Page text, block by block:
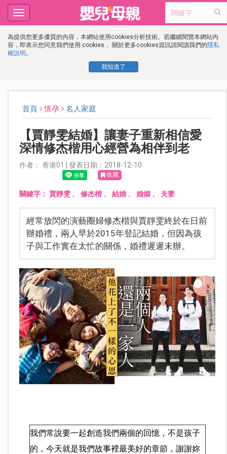
為提供您更多優質的內容，本網站使用cookies分析技術。若繼續閱覽本網站內
容，即表示您同意我們使用 cookies， 關於更多cookies資訊請閱讀我們的隱私
權說明 。
我知道了
Toggle
navigation
首頁 懷孕 名人家庭
【賈靜雯結婚】讓妻子重新相信愛
深情修杰楷用心經營為相伴到老
作者： 香港01 | 發表日期：2018-12-10
收藏
關鍵字： 賈靜雯、 修杰楷、 結婚、 婚姻 、 夫妻
經常放閃的演藝圈婦修杰楷與賈靜雯終於在日前
辦婚禮，兩人早於2015年登記結婚，但因為孩
子與工作實在太忙的關係，婚禮遲遲未辦。
我們常說要一起創造我們兩個的回憶，不是孩子
的，今天就是我們故事裡最美好的章節，謝謝妳